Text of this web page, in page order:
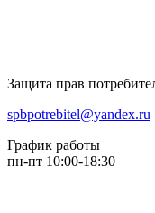
Защита прав
spbpotrebitel@yandex.ru
График работы
пн-пт 10:00-18:30